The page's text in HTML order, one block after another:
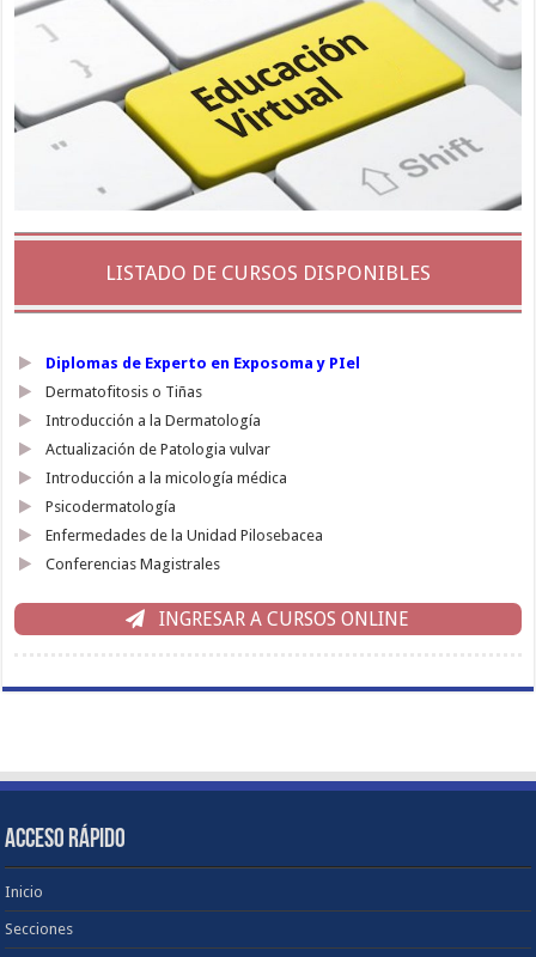
LISTADO DE CURSOS DISPONIBLES
Diplomas de Experto en Exposoma y PIel
Dermatofitosis o Tiñas
Introducción a la Dermatología
Actualización de Patologia vulvar
Introducción a la micología médica
Psicodermatología
Enfermedades de la Unidad Pilosebacea
Conferencias Magistrales
INGRESAR A CURSOS ONLINE
ACCESO RÁPIDO
Inicio
Secciones